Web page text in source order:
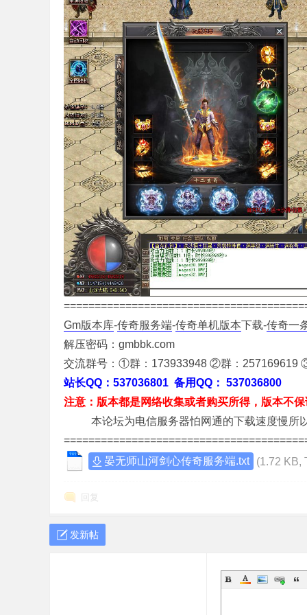
Gm版本库-传奇服务端-传奇单机版本 下载-传奇一
解压密码：gmbbk.com
交流群号：①群：173933948 ②群：
站长QQ：537036801 备用QQ： 537036800
注意：版本都是网络收集或者购买所得，版本不
本论坛为电信服务器怕网通的下载速度慢所以
晏无师山河剑心传奇服务端.txt
(1.72 KB,
回复
发新帖